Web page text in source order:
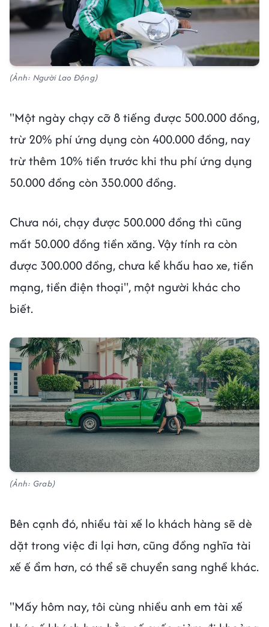
(Ảnh: Người Lao Động)
"Một ngày chạy cỡ 8 tiếng được 500.000 đồng,
trừ 20% phí ứng dụng còn 400.000 đồng, nay
trừ thêm 10% tiền trước khi thu phí ứng dụng
50.000 đồng còn 350.000 đồng.
Chưa nói, chạy được 500.000 đồng thì cũng
mất 50.000 đồng tiền xăng. Vậy tính ra còn
được 300.000 đồng, chưa kể khấu hao xe, tiền
mạng, tiền điện thoại", một người khác cho
biết.
(Ảnh: Grab)
Bên cạnh đó, nhiều tài xế lo khách hàng sẽ dè
dặt trong việc đi lại hơn, cũng đồng nghĩa tài
xế ế ẩm hơn, có thể sẽ chuyển sang nghề khác.
"Mấy hôm nay, tôi cùng nhiều anh em tài xế